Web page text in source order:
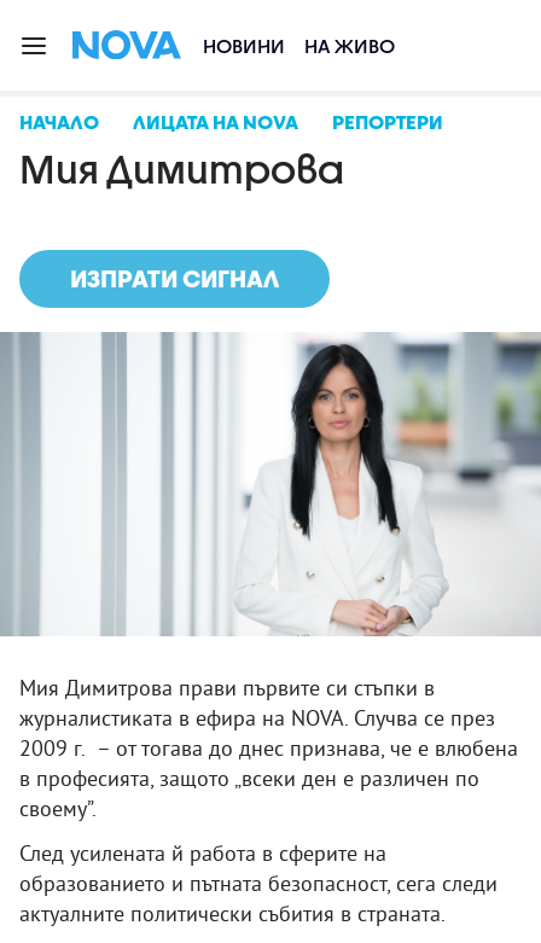
НОВИНИ НА ЖИВО
НАЧАЛО ЛИЦАТА НА NOVA РЕПОРТЕРИ
Мия Димитрова
ИЗПРАТИ СИГНАЛ
Мия Димитрова прави първите си стъпки в
журналистиката в ефира на NOVA. Случва се през
2009 г. – от тогава до днес признава, че е влюбена
в професията, защото „всеки ден е различен по
своему”.
След усилената й работа в сферите на
образованието и пътната безопасност, сега следи
актуалните политически събития в страната.